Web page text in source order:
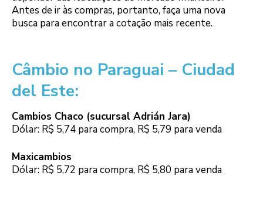
Antes de ir às compras, portanto, faça uma nova
busca para encontrar a cotação mais recente.
Câmbio no Paraguai – Ciudad
del Este:
Cambios Chaco (sucursal Adrián Jara)
Dólar: R$ 5,74 para compra, R$ 5,79 para venda
Maxicambios
Dólar: R$ 5,72 para compra, R$ 5,80 para venda